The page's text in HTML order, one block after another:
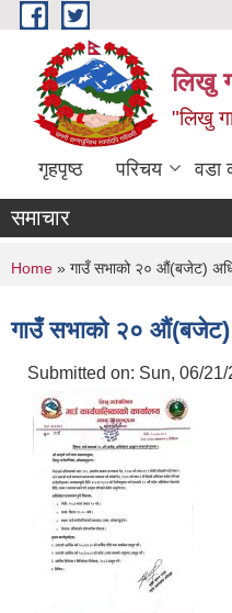
Skip to main content
लिखु
"लिखु
गृहपृष्ठ परिचय वडा
समाचार
You are here
Home » गाउँ सभाको २० औं(बजेट)
गाउँ सभाको २० औं(बजेट)
Submitted on: Sun, 06/